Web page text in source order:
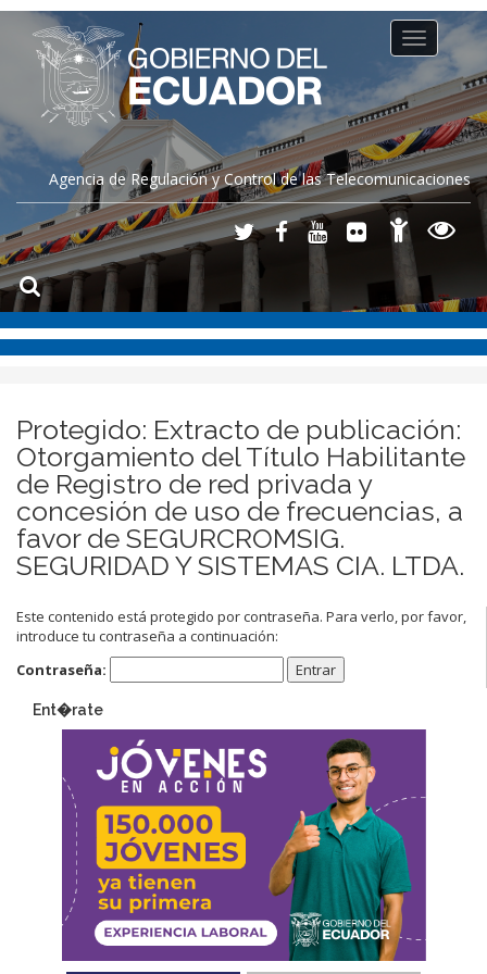
Agencia de Regulación y Control de las Telecomunicaciones
Toggle
navigation
Protegido: Extracto de publicación:
Otorgamiento del Título Habilitante
de Registro de red privada y
concesión de uso de frecuencias, a
favor de SEGURCROMSIG.
SEGURIDAD Y SISTEMAS CIA. LTDA.
Este contenido está protegido por contraseña. Para verlo, por favor,
introduce tu contraseña a continuación:
Contraseña:
Ent�rate